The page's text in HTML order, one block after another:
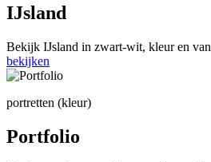
IJsland
Bekijk IJsland in zwart-wit, kleur en
bekijken
portretten (kleur)
Portfolio